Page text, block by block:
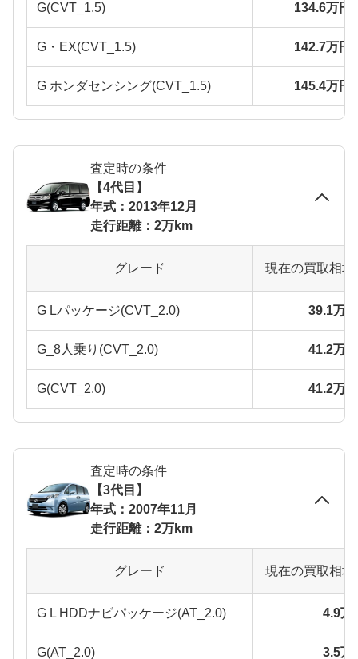
G(CVT_1.5) 134.6万円
G・EX(CVT_1.5) 142.7万円
G ホンダセンシング(CVT_1.5) 145.4万円
査定時の条件
【4代目】
年式：2013年12月
走行距離：2万km
グレード 現在の買取相
G Lパッケージ(CVT_2.0) 39.1万
G_8人乗り(CVT_2.0) 41.2万
G(CVT_2.0) 41.2万
査定時の条件
【3代目】
年式：2007年11月
走行距離：2万km
グレード 現在の買取相
G L HDDナビパッケージ(AT_2.0) 4.9万
G(AT_2.0) 3.5万